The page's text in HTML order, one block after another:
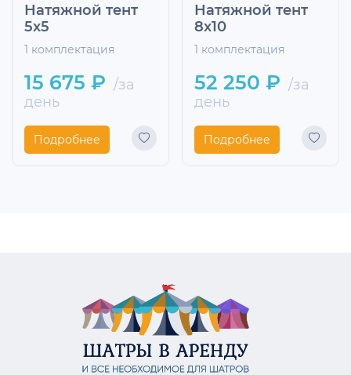
Натяжной тент
5х5
1 комплектация
15 675 ₽ /за
день
Подробнее
Натяжной тент
8х10
1 комплектация
52 250 ₽ /за
день
Подробнее